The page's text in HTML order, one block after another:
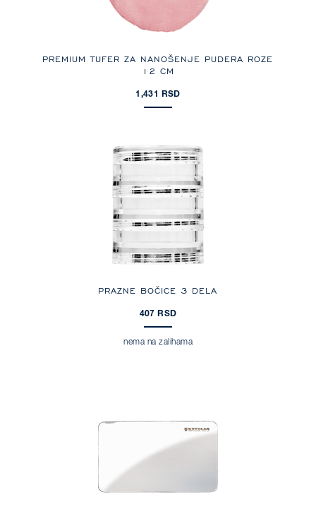
PREMIUM TUFER ZA NANOŠENJE PUDERA ROZE
12 CM
1,431 RSD
PRAZNE BOČICE 3 DELA
407 RSD
nema na zalihama